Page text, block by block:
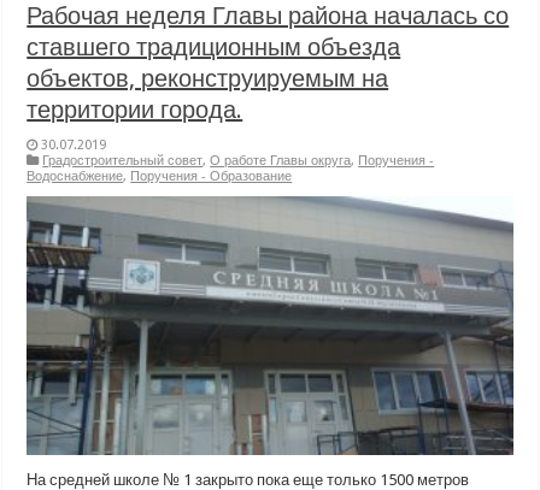
Рабочая неделя Главы района началась со
ставшего традиционным объезда
объектов, реконструируемым на
территории города.
30.07.2019
Градостроительный совет,О работе Главы округа, Поручения -
Водоснабжение, Поручения - Образование
На средней школе № 1 закрыто пока еще только 1500 метров